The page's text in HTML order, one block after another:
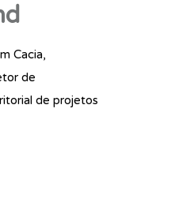
Cacia,
de
de projetos